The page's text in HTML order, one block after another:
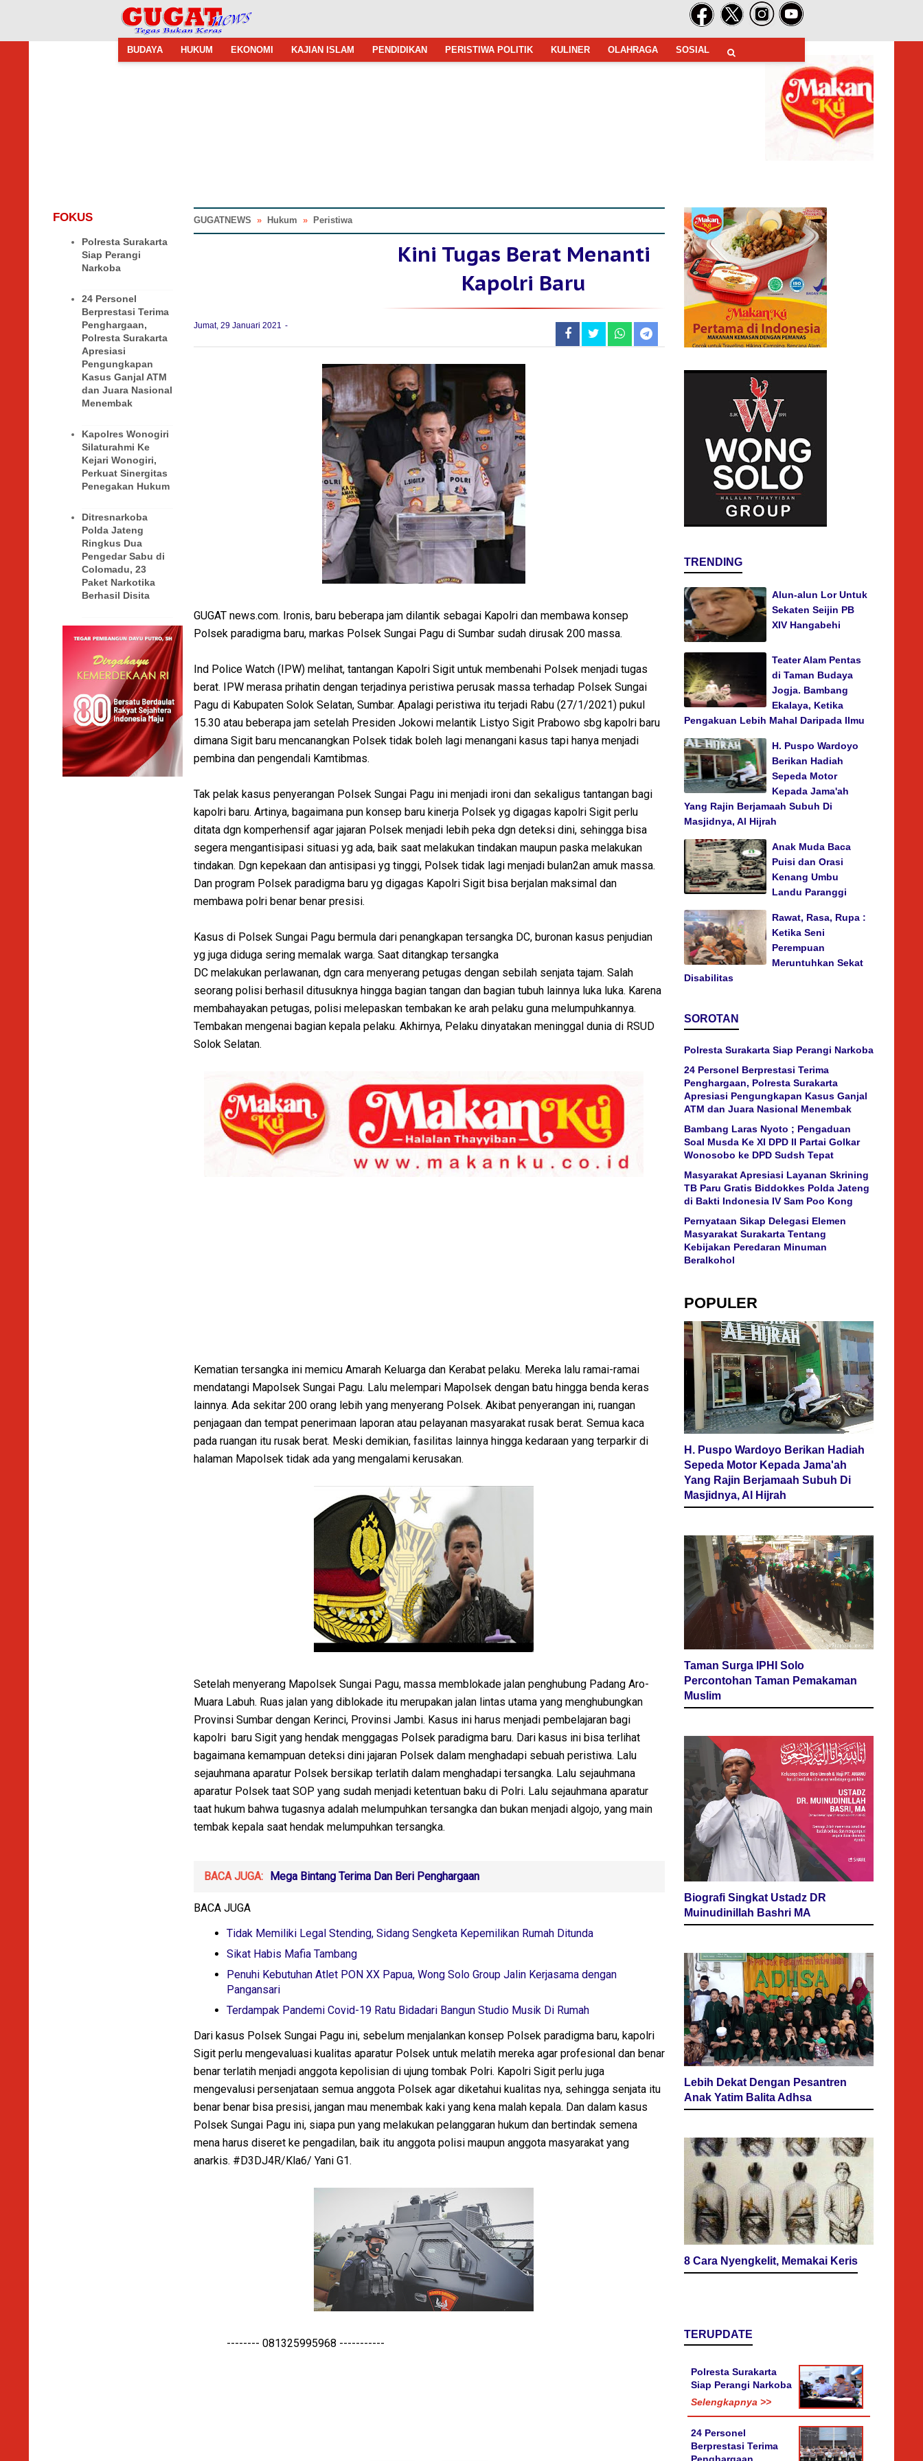
BUDAYA HUKUM EKONOMI KAJIAN ISLAM PENDIDIKAN PERISTIWA POLITIK KULINER OLAHRAGA SOSIAL
FOKUS
Polresta Surakarta
Siap Perangi
Narkoba
24 Personel
Berprestasi Terima
Penghargaan,
Polresta Surakarta
Apresiasi
Pengungkapan
Kasus Ganjal ATM
dan Juara Nasional
Menembak
Kapolres Wonogiri
Silaturahmi Ke
Kejari Wonogiri,
Perkuat Sinergitas
Penegakan Hukum
Ditresnarkoba
Polda Jateng
Ringkus Dua
Pengedar Sabu di
Colomadu, 23
Paket Narkotika
Berhasil Disita
GUGATNEWS » Hukum » Peristiwa
Kini Tugas Berat Menanti
Kapolri Baru
Jumat, 29 Januari 2021
GUGAT news.com. Ironis, baru beberapa jam dilantik sebagai Kapolri dan membawa konsep
Polsek paradigma baru, markas Polsek Sungai Pagu di Sumbar sudah dirusak 200 massa.
Ind Police Watch (IPW) melihat, tantangan Kapolri Sigit untuk membenahi Polsek menjadi tugas
berat. IPW merasa prihatin dengan terjadinya peristiwa perusak massa terhadap Polsek Sungai
Pagu di Kabupaten Solok Selatan, Sumbar. Apalagi peristiwa itu terjadi Rabu (27/1/2021) pukul
15.30 atau beberapa jam setelah Presiden Jokowi melantik Listyo Sigit Prabowo sbg kapolri baru
dimana Sigit baru mencanangkan Polsek tidak boleh lagi menangani kasus tapi hanya menjadi
pembina dan pengendali Kamtibmas.
Tak pelak kasus penyerangan Polsek Sungai Pagu ini menjadi ironi dan sekaligus tantangan bagi
kapolri baru. Artinya, bagaimana pun konsep baru kinerja Polsek yg digagas kapolri Sigit perlu
ditata dgn komperhensif agar jajaran Polsek menjadi lebih peka dgn deteksi dini, sehingga bisa
segera mengantisipasi situasi yg ada, baik saat melakukan tindakan maupun paska melakukan
tindakan. Dgn kepekaan dan antisipasi yg tinggi, Polsek tidak lagi menjadi bulan2an amuk massa.
Dan program Polsek paradigma baru yg digagas Kapolri Sigit bisa berjalan maksimal dan
membawa polri benar benar presisi.
Kasus di Polsek Sungai Pagu bermula dari penangkapan tersangka DC, buronan kasus penjudian
yg juga diduga sering memalak warga. Saat ditangkap tersangka
DC melakukan perlawanan, dgn cara menyerang petugas dengan sebilah senjata tajam. Salah
seorang polisi berhasil ditusuknya hingga bagian tangan dan bagian tubuh lainnya luka luka. Karena
membahayakan petugas, polisi melepaskan tembakan ke arah pelaku guna melumpuhkannya.
Tembakan mengenai bagian kepala pelaku. Akhirnya, Pelaku dinyatakan meninggal dunia di RSUD
Solok Selatan.
Kematian tersangka ini memicu Amarah Keluarga dan Kerabat pelaku. Mereka lalu ramai-ramai
mendatangi Mapolsek Sungai Pagu. Lalu melempari Mapolsek dengan batu hingga benda keras
lainnya. Ada sekitar 200 orang lebih yang menyerang Polsek. Akibat penyerangan ini, ruangan
penjagaan dan tempat penerimaan laporan atau pelayanan masyarakat rusak berat. Semua kaca
pada ruangan itu rusak berat. Meski demikian, fasilitas lainnya hingga kedaraan yang terparkir di
halaman Mapolsek tidak ada yang mengalami kerusakan.
Setelah menyerang Mapolsek Sungai Pagu, massa memblokade jalan penghubung Padang Aro-
Muara Labuh. Ruas jalan yang diblokade itu merupakan jalan lintas utama yang menghubungkan
Provinsi Sumbar dengan Kerinci, Provinsi Jambi. Kasus ini harus menjadi pembelajaran bagi
kapolri baru Sigit yang hendak menggagas Polsek paradigma baru. Dari kasus ini bisa terlihat
bagaimana kemampuan deteksi dini jajaran Polsek dalam menghadapi sebuah peristiwa. Lalu
sejauhmana aparatur Polsek bersikap terlatih dalam menghadapi tersangka. Lalu sejauhmana
aparatur Polsek taat SOP yang sudah menjadi ketentuan baku di Polri. Lalu sejauhmana aparatur
taat hukum bahwa tugasnya adalah melumpuhkan tersangka dan bukan menjadi algojo, yang main
tembak kepala saat hendak melumpuhkan tersangka.
BACA JUGA: Mega Bintang Terima Dan Beri Penghargaan
BACA JUGA
Tidak Memiliki Legal Stending, Sidang Sengketa Kepemilikan Rumah Ditunda
Sikat Habis Mafia Tambang
Penuhi Kebutuhan Atlet PON XX Papua, Wong Solo Group Jalin Kerjasama dengan
Pangansari
Terdampak Pandemi Covid-19 Ratu Bidadari Bangun Studio Musik Di Rumah
Dari kasus Polsek Sungai Pagu ini, sebelum menjalankan konsep Polsek paradigma baru, kapolri
Sigit perlu mengevaluasi kualitas aparatur Polsek untuk melatih mereka agar profesional dan benar
benar terlatih menjadi anggota kepolisian di ujung tombak Polri. Kapolri Sigit perlu juga
mengevalusi persenjataan semua anggota Polsek agar diketahui kualitas nya, sehingga senjata itu
benar benar bisa presisi, jangan mau menembak kaki yang kena malah kepala. Dan dalam kasus
Polsek Sungai Pagu ini, siapa pun yang melakukan pelanggaran hukum dan bertindak semena
mena harus diseret ke pengadilan, baik itu anggota polisi maupun anggota masyarakat yang
anarkis. #D3DJ4R/Kla6/ Yani G1.
-------- 081325995968 -----------
TRENDING
Alun-alun Lor Untuk
Sekaten Seijin PB
XIV Hangabehi
Teater Alam Pentas
di Taman Budaya
Jogja. Bambang
Ekalaya, Ketika
Pengakuan Lebih Mahal Daripada Ilmu
H. Puspo Wardoyo
Berikan Hadiah
Sepeda Motor
Kepada Jama'ah
Yang Rajin Berjamaah Subuh Di
Masjidnya, Al Hijrah
Anak Muda Baca
Puisi dan Orasi
Kenang Umbu
Landu Paranggi
Rawat, Rasa, Rupa :
Ketika Seni
Perempuan
Meruntuhkan Sekat
Disabilitas
SOROTAN
Polresta Surakarta Siap Perangi Narkoba
24 Personel Berprestasi Terima
Penghargaan, Polresta Surakarta
Apresiasi Pengungkapan Kasus Ganjal
ATM dan Juara Nasional Menembak
Bambang Laras Nyoto ; Pengaduan
Soal Musda Ke XI DPD II Partai Golkar
Wonosobo ke DPD Sudsh Tepat
Masyarakat Apresiasi Layanan Skrining
TB Paru Gratis Biddokkes Polda Jateng
di Bakti Indonesia IV Sam Poo Kong
Pernyataan Sikap Delegasi Elemen
Masyarakat Surakarta Tentang
Kebijakan Peredaran Minuman
Beralkohol
POPULER
H. Puspo Wardoyo Berikan Hadiah
Sepeda Motor Kepada Jama'ah
Yang Rajin Berjamaah Subuh Di
Masjidnya, Al Hijrah
Taman Surga IPHI Solo
Percontohan Taman Pemakaman
Muslim
Biografi Singkat Ustadz DR
Muinudinillah Bashri MA
Lebih Dekat Dengan Pesantren
Anak Yatim Balita Adhsa
8 Cara Nyengkelit, Memakai Keris
TERUPDATE
Polresta Surakarta
Siap Perangi Narkoba
Selengkapnya >>
24 Personel
Berprestasi Terima
Penghargaan,